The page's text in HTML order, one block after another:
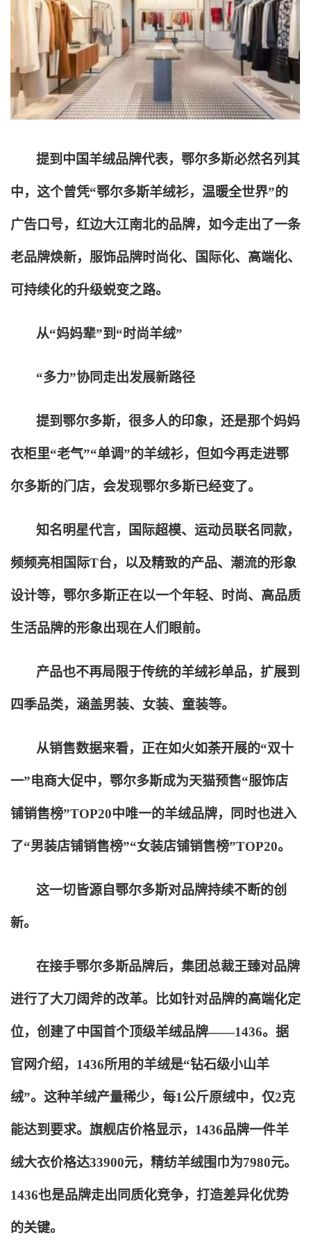
提到中国羊绒品牌代表，鄂尔多斯必然名列其
中，这个曾凭“鄂尔多斯羊绒衫，温暖全世界”的
广告口号，红边大江南北的品牌，如今走出了一条
老品牌焕新，服饰品牌时尚化、国际化、高端化、
可持续化的升级蜕变之路。
从“妈妈辈”到“时尚羊绒”
“多力”协同走出发展新路径
提到鄂尔多斯，很多人的印象，还是那个妈妈
衣柜里“老气”“单调”的羊绒衫，但如今再走进鄂
尔多斯的门店，会发现鄂尔多斯已经变了。
知名明星代言，国际超模、运动员联名同款，
频频亮相国际T台，以及精致的产品、潮流的形象
设计等，鄂尔多斯正在以一个年轻、时尚、高品质
生活品牌的形象出现在人们眼前。
产品也不再局限于传统的羊绒衫单品，扩展到
四季品类，涵盖男装、女装、童装等。
从销售数据来看，正在如火如荼开展的“双十
一”电商大促中，鄂尔多斯成为天猫预售“服饰店
铺销售榜”TOP20中唯一的羊绒品牌，同时也进入
了“男装店铺销售榜”“女装店铺销售榜”TOP20。
这一切皆源自鄂尔多斯对品牌持续不断的创
新。
在接手鄂尔多斯品牌后，集团总裁王臻对品牌
进行了大刀阔斧的改革。比如针对品牌的高端化定
位，创建了中国首个顶级羊绒品牌——1436。据
官网介绍，1436所用的羊绒是“钻石级小山羊
绒”。这种羊绒产量稀少，每1公斤原绒中，仅2克
能达到要求。旗舰店价格显示，1436品牌一件羊
绒大衣价格达33900元，精纺羊绒围巾为7980元。
1436也是品牌走出同质化竞争，打造差异化优势
的关键。